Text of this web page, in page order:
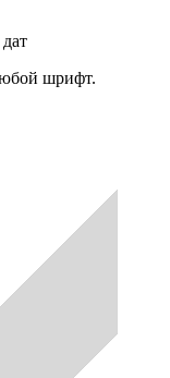
шрифт.